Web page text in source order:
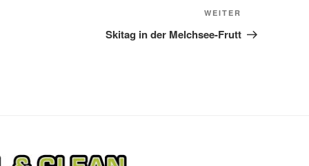
Beitrag
WEITER
Skitag in der Melchsee-Frutt